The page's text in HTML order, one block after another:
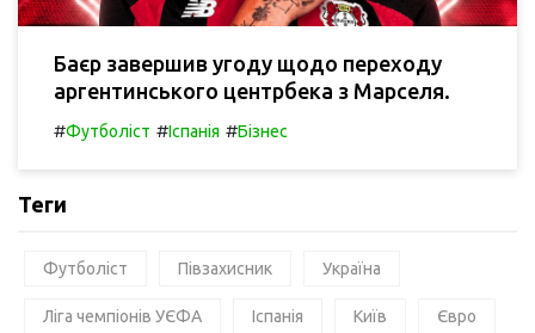
Баєр завершив угоду щодо переходу
аргентинського центрбека з Марселя.
#Футболіст #Іспанія #Бізнес
Теги
Футболіст Півзахисник Україна
Ліга чемпіонів УЄФА Іспанія Київ Євро